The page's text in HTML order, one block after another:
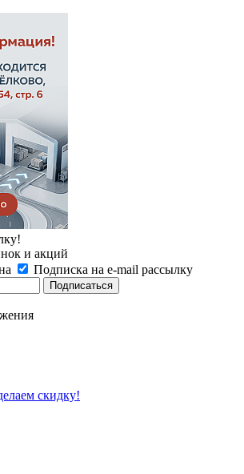
и акций
Подписка на e-mail рассылку
скидку!